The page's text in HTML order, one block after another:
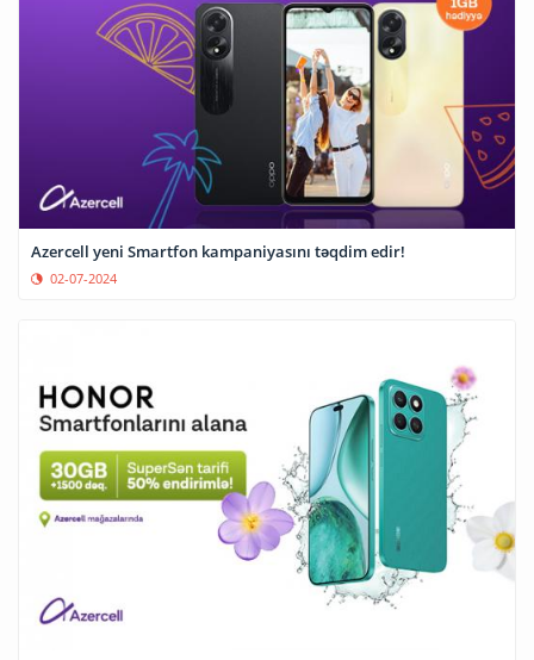
Azercell yeni Smartfon kampaniyasını təqdim edir!
02-07-2024